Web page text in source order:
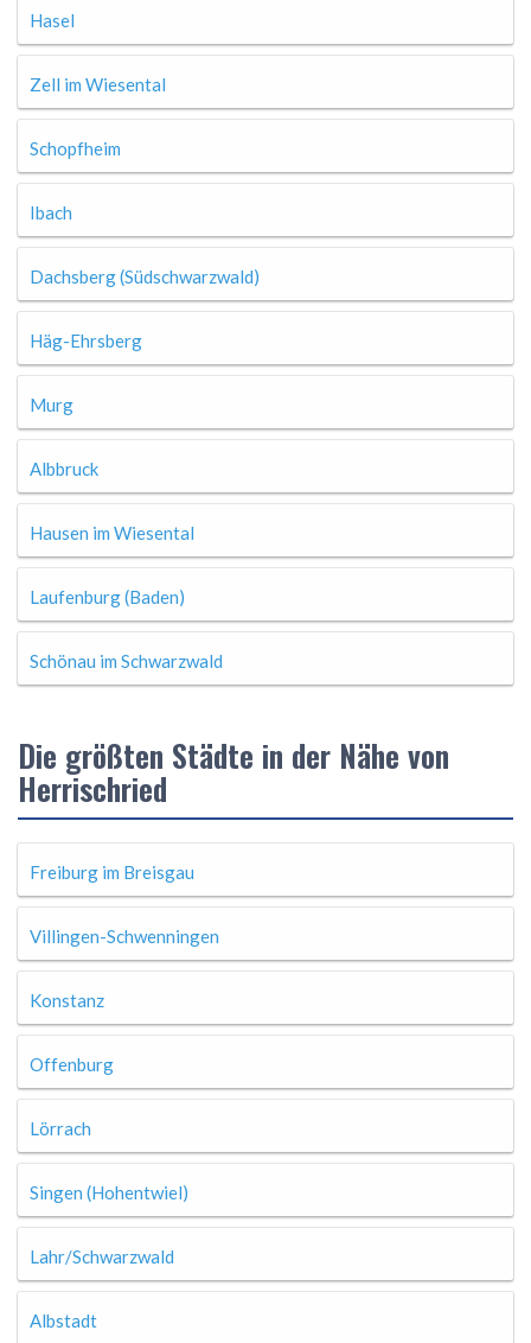
Hasel
Zell im Wiesental
Schopfheim
Ibach
Dachsberg (Südschwarzwald)
Häg-Ehrsberg
Murg
Albbruck
Hausen im Wiesental
Laufenburg (Baden)
Schönau im Schwarzwald
Die größten Städte in der Nähe von
Herrischried
Freiburg im Breisgau
Villingen-Schwenningen
Konstanz
Offenburg
Lörrach
Singen (Hohentwiel)
Lahr/Schwarzwald
Albstadt